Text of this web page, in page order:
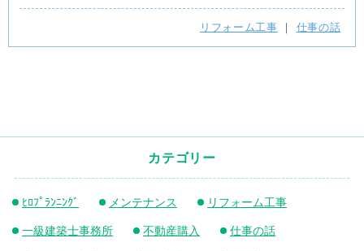
リフォーム工事 ｜ 仕事の話
カテゴリー
ﾋﾛﾌﾟﾗﾝﾆﾝｸﾞ メンテナンス リフォーム工事
一級建築士事務所 不動産購入 仕事の話